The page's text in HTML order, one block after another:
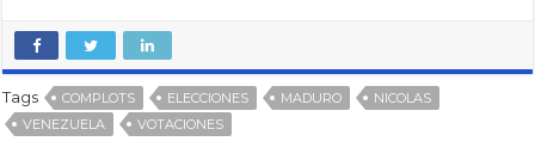
Tags COMPLOTS ELECCIONES MADURO
NICOLAS
VENEZUELA
VOTACIONES